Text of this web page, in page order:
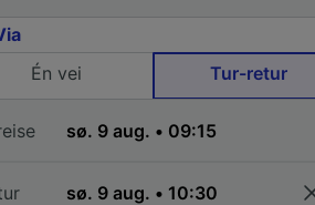
Én vei
Tur-retur